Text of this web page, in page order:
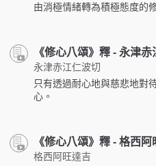
由消極情緒轉為積極態度的
《修心八頌》釋 - 永津
永津赤江仁波切
只有透過耐心地與慈悲地對
心。
《修心八頌》釋 - 格西阿
格西阿旺達吉